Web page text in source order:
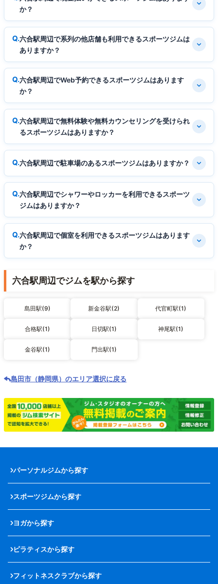
か？
六合駅周辺で系列の他店舗も利用できるスポーツジムは
ありますか？
六合駅周辺でWeb予約できるスポーツジムはあります
か？
六合駅周辺で無料体験や無料カウンセリングを受けられ
るスポーツジムはありますか？
六合駅周辺で駐車場のあるスポーツジムはありますか？
六合駅周辺でシャワーやロッカーを利用できるスポーツ
ジムはありますか？
六合駅周辺で個室を利用できるスポーツジムはあります
か？
六合駅周辺でジムを駅から探す
島田駅(9) 新金谷駅(2) 代官町駅(1)
合格駅(1) 日切駅(1) 神尾駅(1)
金谷駅(1) 門出駅(1)
島田市（静岡県）のエリア選択に戻る
パーソナルジムから探す
スポーツジムから探す
ヨガから探す
ピラティスから探す
フィットネスクラブから探す